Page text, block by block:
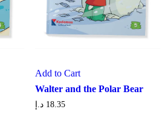
Add to Cart
Walter and the Polar Bear
18.35 د.إ